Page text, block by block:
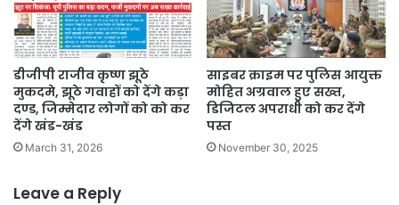
डीजीपी राजीव कृष्ण झूठे
मुकदमे, झूठे गवाहों को देंगे कड़ा
दण्ड, जिम्मेदार लोगों को को कर
देंगे खंड-खंड
March 31, 2026
साइबर क्राइम पर पुलिस आयुक्त
मोहित अग्रवाल हुए सख्त,
डिजिटल अपराधी को कर देंगे
पस्त
November 30, 2025
Leave a Reply